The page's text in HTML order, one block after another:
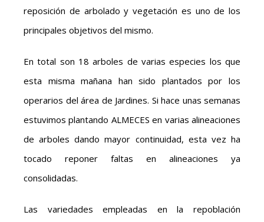
reposición de arbolado y vegetación es uno de los
principales objetivos del mismo.
En total son 18 arboles de varias especies los que
esta misma mañana han sido plantados por los
operarios del área de Jardines. Si hace unas semanas
estuvimos plantando ALMECES en varias alineaciones
de arboles dando mayor continuidad, esta vez ha
tocado reponer faltas en alineaciones ya
consolidadas.
Las variedades empleadas en la repoblación